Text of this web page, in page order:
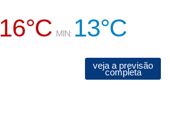
16°C MIN: 13°C
veja a previsão
completa